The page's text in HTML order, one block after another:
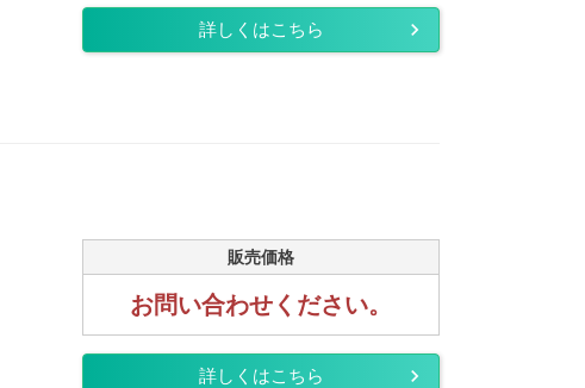
詳しくはこちら
販売価格
お問い合わせください。
詳しくはこちら